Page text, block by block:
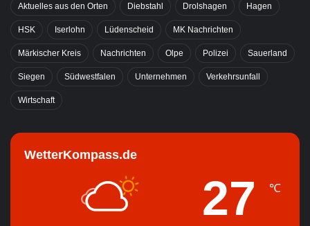
Aktuelles aus den Orten Diebstahl Drolshagen Hagen
HSK Iserlohn Lüdenscheid MK Nachrichten
Märkischer Kreis Nachrichten Olpe Polizei Sauerland
Siegen Südwestfalen Unternehmen Verkehrsunfall
Wirtschaft
WetterKompass.de
27 ℃